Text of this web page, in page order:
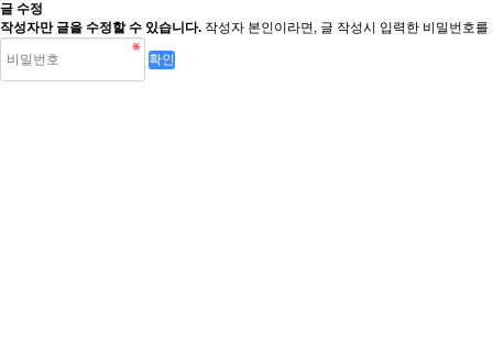
글 수정
작성자만 글을 수정할 수 있습니다. 작성자 본인이라면, 글 작성시 입력한 비밀번호